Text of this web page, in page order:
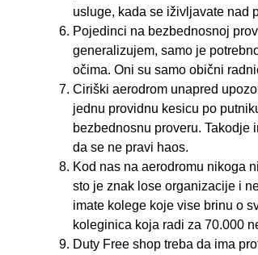
usluge, kada se iživljavate nad
Pojedinci na bezbednosnoj
generalizujem, samo je
očima. Oni su samo obični
Ciriški aerodrom unapred
jednu providnu kesicu po
bezbednosnu proveru.
da se ne pravi haos.
Kod nas na aerodromu nikoga
sto je znak lose organizacije i
imate kolege koje vise brinu o
koleginica koja radi za 70.000
Duty Free shop treba da ima